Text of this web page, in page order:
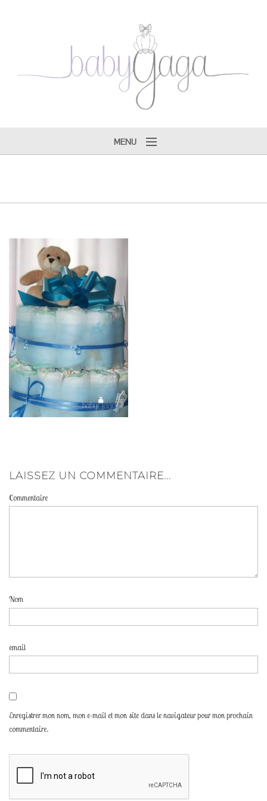
MENU
Boutique ♔
Contact ♔
A propos de ♔
Livre d’Or ♔
FAQ ♔
LAISSEZ UN COMMENTAIRE...
Commentaire
Nom
email
Enregistrer mon nom, mon e-mail et mon site dans le navigateur pour mon prochain
commentaire.